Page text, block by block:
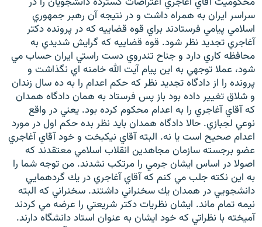
سراسر ايران به همراه داشت و در نتيجه آن رهبر جمهوري
اسلامي پيامي فرستادند براي قوه قضاييه كه در پرونده دكتر
آغاجري تجديد نظر شود. قوه قضاييه كه گرايش شديدي به
محافظه كاري دارد و جناح تندروي دست راستي ايران حساب مي
شود، عملا توجهي به اين پيام آيت الله خامنه اي نگذاشت و
پرونده را از دادگاه تجديد نظر كه حكم اعدام را به ده سال زندان
و شلاق تغيير داده بود باز پس فرستاد به همان دادگاه همدان
كه آقاي آغاجري را به اعدام محكوم كرده بود. يعني در واقع
نوعي لجبازي. حالا دادگاه همدان بايد نظر بده حكم اول در مورد
اعدام صحيح است يا نه. البته آقاي نيكبخت و خود آقاي آغاجري
عضو برجسته سازمان مجاهدين انقلاب اسلامي معتقدند كه
اصولا در اساس ايشان جرمي را مرتكب نشدند. من توجه شما را
به اين نكته جلب مي كنم كه آقاي آغاجري در يك گردهمايي
دانشجويي در همدان يك سخنراني داشتند. سخنراني كه البته
نيمه تمام ماند. ايشان نظريات دكتر شريعتي را عرضه مي كردند
آميخته با نظراتي كه خود ايشان به عنوان استاد دانشگاه دارند.